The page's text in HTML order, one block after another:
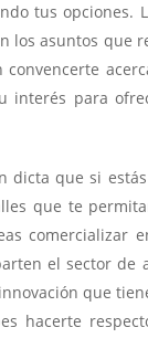
tus opciones.
los asuntos que
para
dicta que si
que te
comercializar
el sector
que
hacerte